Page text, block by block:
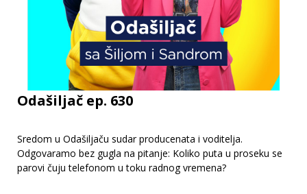
Odašiljač ep. 630
Sredom u Odašiljaču sudar producenata i voditelja.
Odgovaramo bez gugla na pitanje: Koliko puta u proseku se
parovi čuju telefonom u toku radnog vremena?